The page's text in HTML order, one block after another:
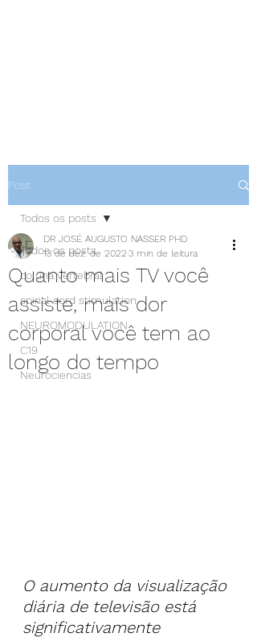
Post
Todos os posts
coluna vertebral
spinal cord stimulation
NEUROMODULATION
C19
Neurociencias
Todos os posts
Quanto mais TV você
assiste, mais dor
corporal você tem ao
longo do tempo
DR JOSÉ AUGUSTO NASSER PHD
13 de dez. de 2022 3 min de leitura
O aumento da visualização
diária de televisão está
significativamente